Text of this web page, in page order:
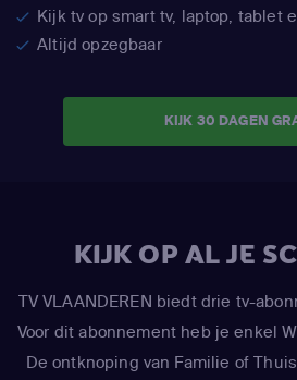
Kijk tv op smart tv, laptop, tablet
Altijd opzegbaar
KIJK 30 DAGEN
KIJK OP AL JE
TV VLAANDEREN biedt drie tv-
Voor dit abonnement heb je enkel
De ontknoping van Familie of